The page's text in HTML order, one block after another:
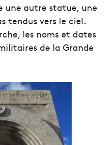
une autre statue, une
tendus vers le ciel.
les noms et dates
de la Grande